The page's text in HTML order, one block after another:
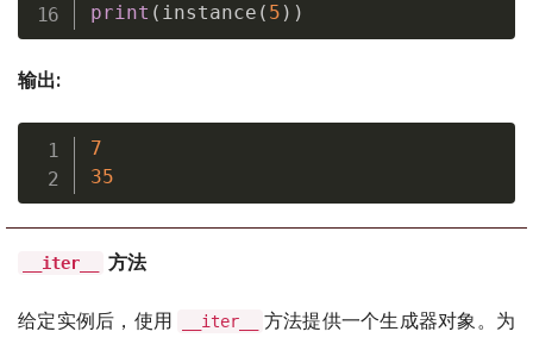
print ( instance ( 5 ) )
输出:
7
35
__iter__ 方法
给定实例后，使用 __iter__
方法提供一个生成器对象。为